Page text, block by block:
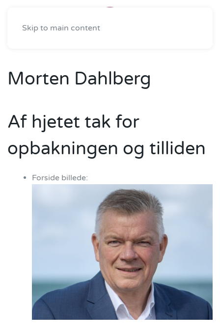
Skip to main content
Morten Dahlberg
Af hjetet tak for
opbakningen og tilliden
Forside billede: